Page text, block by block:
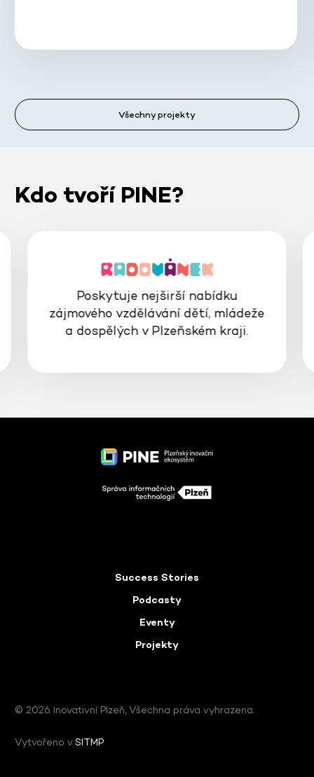
Všechny projekty
Kdo tvoří PINE?
Poskytuje nejširší nabídku
zájmového vzdělávání dětí, mládeže
a dospělých v Plzeňském kraji.
Success Stories
Podcasty
Eventy
Projekty
© 2026 Inovativní Plzeň, Všechna práva vyhrazena.
Vytvořeno vSITMP